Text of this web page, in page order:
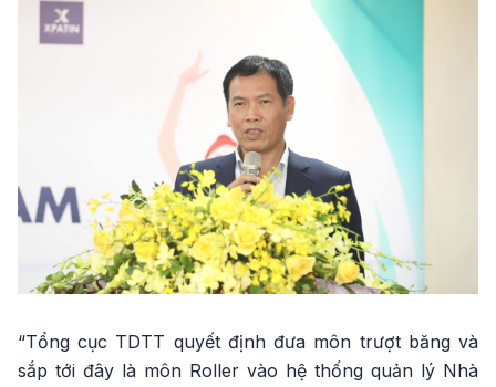
“Tổng cục TDTT quyết định đưa môn trượt băng và
sắp tới đây là môn Roller vào hệ thống quản lý Nhà